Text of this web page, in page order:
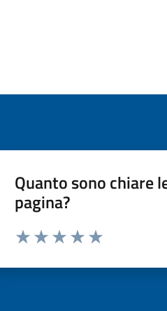
Quanto sono chiare
pagina?
Valuta da 1 a 5 stelle la pagina